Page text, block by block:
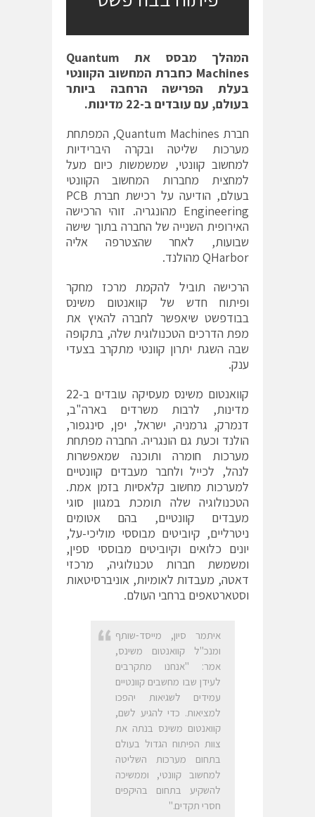
המהלך מבסס את Quantum
Machines כחברת המחשוב הקוונטי
בעלת הפרישה הרחבה ביותר
בעולם, עם עובדים ב-22 מדינות.
חברת Quantum Machines, המפתחת
מערכות שליטה ובקרה היברידיות
למחשוב קוונטי, שמשמשות כיום מעל
למחצית מחברות המחשוב הקוונטי
בעולם, הודיעה על רכישת חברת PCB
Engineering מהונגריה. זוהי הרכישה
האירופית השנייה של החברה בתוך שישה
שבועות, לאחר שהצטרפה אליה
QHarbor מהולנד.
הרכישה תוביל להקמת מרכז מחקר
ופיתוח חדש של קוואנטום משינס
בבודפשט שיאפשר לחברה להאיץ את
מפת הדרכים הטכנולוגית שלה, בתקופה
שבה השגת יתרון קוונטי מתקרב בצעדי
ענק.
קוואנטום משינס מעסיקה עובדים ב-22
מדינות, לרבות משרדים בארה"ב,
דנמרק, גרמניה, ישראל, יפן, סינגפור,
הולנד וכעת גם הונגריה. החברה מפתחת
מערכות חומרה ותוכנה שמאפשרות
לנהל, לכייל ולחבר מעבדים קוונטיים
למערכות מחשוב קלאסיות בזמן אמת.
הטכנולוגיה שלה תומכת במגוון סוגי
מעבדים קוונטיים, בהם אטומים
ניטרליים, קיוביטים מבוססי מוליכי-על,
יונים כלואים וקיוביטים מבוססי ספין,
ומשמשת חברות טכנולוגיה, מרכזי
דאטה, מעבדות לאומיות, אוניברסיטאות
וסטארטאפים ברחבי העולם.
איתמר סיון, מייסד-שותף
ומנכ"ל קוואנטום משינס,
אמר: "אנחנו מתקרבים
לעידן שבו מחשבים קוונטיים
עמידים לשגיאות יהפכו
למציאות. כדי להגיע לשם,
קוואנטום משינס בנתה את
צוות הפיתוח הגדול בעולם
בתחום מערכות השליטה
למחשוב קוונטי, וממשיכה
להשקיע בתחום בהיקפים
חסרי תקדים."